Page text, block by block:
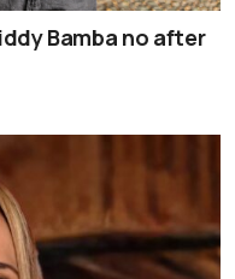
Bamba no after